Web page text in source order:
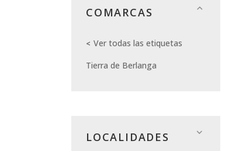
COMARCAS
Ver todas las etiquetas
Tierra de Berlanga
LOCALIDADES